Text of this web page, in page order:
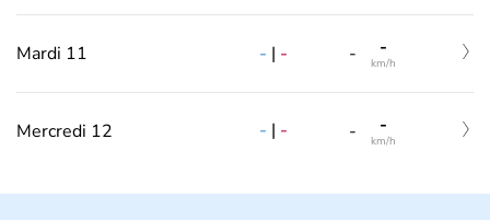
Mardi 11 - | - - -
km/h
Mercredi 12 - | - - -
km/h